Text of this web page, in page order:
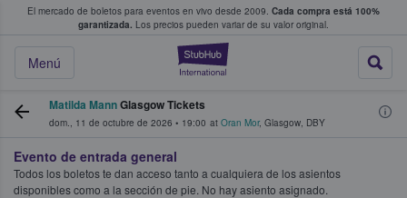
El mercado de boletos para eventos en vivo desde 2009. Cada compra está 100%
garantizada. Los precios pueden variar de su valor original.
StubHub: donde
Menú
fans compran y venden boletos
Matilda MannGlasgow Tickets
dom., 11 de octubre de 2026 • 19:00 at Oran Mor, Glasgow, DBY
Evento de entrada general
Todos los boletos te dan acceso tanto a cualquiera de los asientos
disponibles como a la sección de pie. No hay asiento asignado.